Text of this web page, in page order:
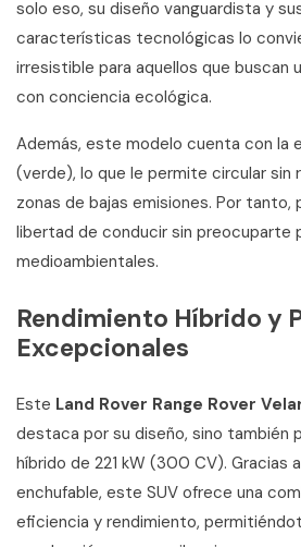
solo eso, su diseño vanguardista y
características tecnológicas lo
irresistible para aquellos que buscan
con conciencia ecológica.
Además, este modelo cuenta con la
(verde), lo que le permite circular sin
zonas de bajas emisiones. Por tanto,
libertad de conducir sin preocuparte
medioambientales.
Rendimiento Híbrido y
Excepcionales
Este Land Rover Range Rover
destaca por su diseño, sino
híbrido de 221 kW (300 CV). Gracias
enchufable, este SUV ofrece una
eficiencia y rendimiento,